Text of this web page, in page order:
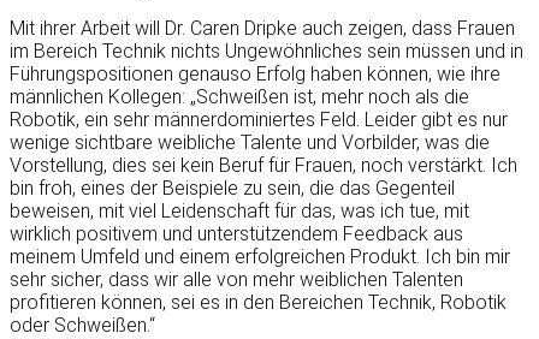
Mit ihrer Arbeit will Dr. Caren Dripke auch zeigen, dass Frauen
im Bereich Technik nichts Ungewöhnliches sein müssen und in
Führungspositionen genauso Erfolg haben können, wie ihre
männlichen Kollegen: „Schweißen ist, mehr noch als die
Robotik, ein sehr männerdominiertes Feld. Leider gibt es nur
wenige sichtbare weibliche Talente und Vorbilder, was die
Vorstellung, dies sei kein Beruf für Frauen, noch verstärkt. Ich
bin froh, eines der Beispiele zu sein, die das Gegenteil
beweisen, mit viel Leidenschaft für das, was ich tue, mit
wirklich positivem und unterstützendem Feedback aus
meinem Umfeld und einem erfolgreichen Produkt. Ich bin mir
sehr sicher, dass wir alle von mehr weiblichen Talenten
profitieren können, sei es in den Bereichen Technik, Robotik
oder Schweißen.“